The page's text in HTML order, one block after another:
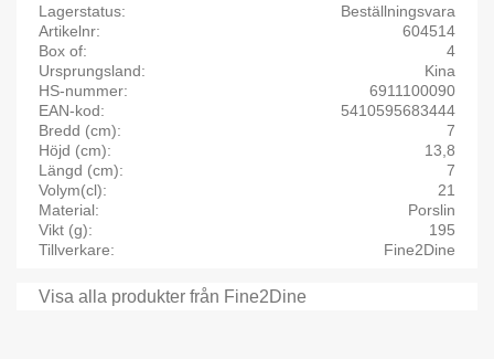
Lagerstatus
Beställningsvara
Artikelnr
604514
Box of
4
Ursprungsland
Kina
HS-nummer
6911100090
EAN-kod
5410595683444
Bredd (cm)
7
Höjd (cm)
13,8
Längd (cm)
7
Volym(cl)
21
Material
Porslin
Vikt (g)
195
Tillverkare
Fine2Dine
Visa alla produkter från Fine2Dine